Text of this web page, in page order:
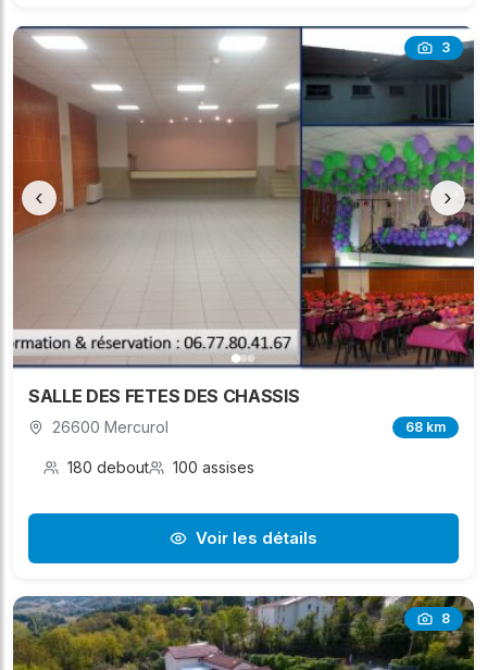
3
‹ ›
SALLE DES FETES DES CHASSIS
26600 Mercurol 68 km
180 debout 100 assises
Voir les détails
8